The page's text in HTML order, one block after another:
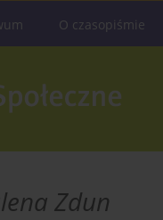
O czasopiśmie
Zdun